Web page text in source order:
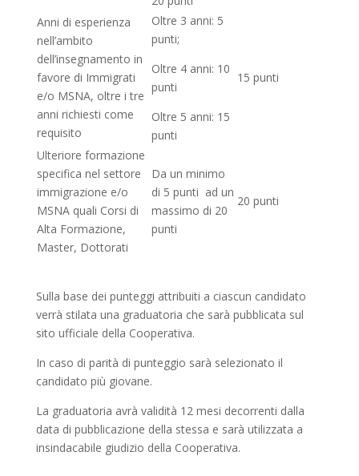
Anni di esperienza
nell’ambito
dell’insegnamento in
favore di Immigrati
e/o MSNA, oltre i tre
anni richiesti come
requisito
Oltre 3 anni: 5
punti;
Oltre 4 anni: 10
punti
Oltre 5 anni: 15
punti
15 punti
Ulteriore formazione
specifica nel settore
immigrazione e/o
MSNA quali Corsi di
Alta Formazione,
Master, Dottorati
Da un minimo
di 5 punti ad un
massimo di 20
punti
20 punti
Sulla base dei punteggi attribuiti a ciascun candidato
verrà stilata una graduatoria che sarà pubblicata sul
sito ufficiale della Cooperativa.
In caso di parità di punteggio sarà selezionato il
candidato più giovane.
La graduatoria avrà validità 12 mesi decorrenti dalla
data di pubblicazione della stessa e sarà utilizzata a
insindacabile giudizio della Cooperativa.